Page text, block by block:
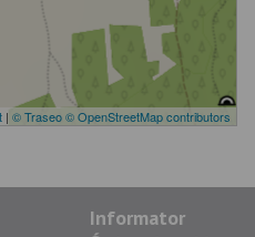
| © Traseo© OpenStreetMap contributors
Informator